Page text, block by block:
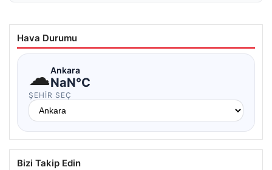
Hava Durumu
☁Ankara
NaN°C
ŞEHIR SEÇ
Bizi Takip Edin